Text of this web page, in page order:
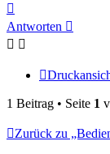
oben
Antworten
1 Beitrag • Seite 1
Zurück zu